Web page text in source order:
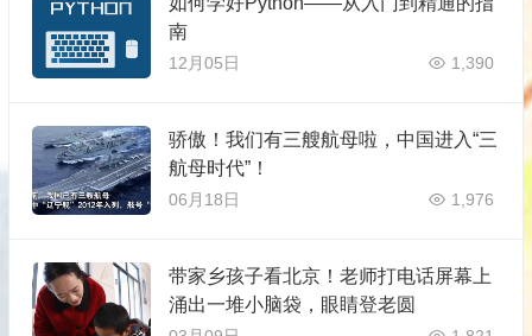
南
12月05日 1,390
骄傲！我们有三艘航母啦，中国进入“三
航母时代”！
06月18日 1,976
带家乡孩子看北京！老师打电话屏幕上
涌出一堆小脑袋，眼睛登老圆